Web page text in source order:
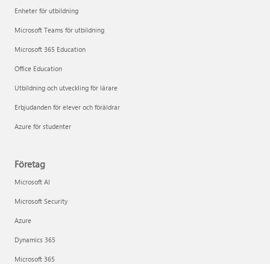
Enheter för utbildning
Microsoft Teams för utbildning
Microsoft 365 Education
Office Education
Utbildning och utveckling för lärare
Erbjudanden för elever och föräldrar
Azure för studenter
Företag
Microsoft AI
Microsoft Security
Azure
Dynamics 365
Microsoft 365